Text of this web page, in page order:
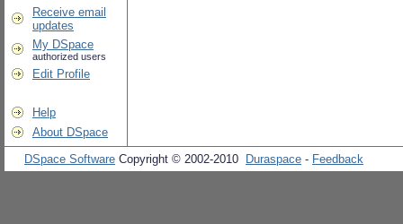
Receive email
updates
My DSpace
authorized users
Edit Profile
Help
About DSpace
DSpace Software Copyright © 2002-2010 Duraspace - Feedback